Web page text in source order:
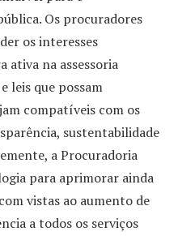
Os procuradores
os interesses
ativa na assessoria
leis que possam
compatíveis com os
sustentabilidade
a Procuradoria
para aprimorar ainda
vistas ao aumento de
a todos os serviços